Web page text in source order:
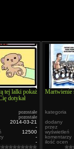
tej lalki pokaż
dotykał
pozostałe
pozostałe
2014-03-21
-
12500
-
-
Martwienie
kategoria
dodany
przez
wyświetleń
komentarzy
ilość ocen